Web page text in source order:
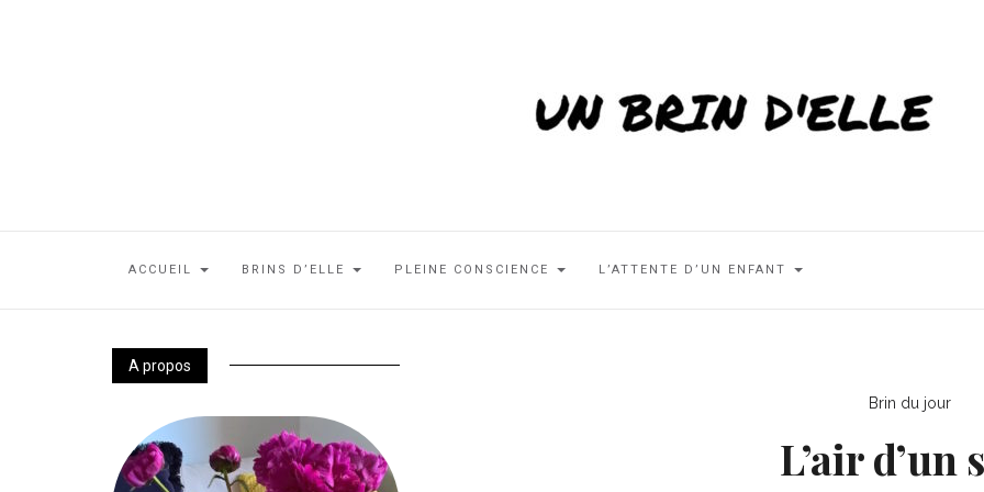
ACCUEIL BRINS D’ELLE PLEINE CONSCIENCE L’ATTENTE D’UN ENFANT
Brin du jour
L’air d’un
A propos